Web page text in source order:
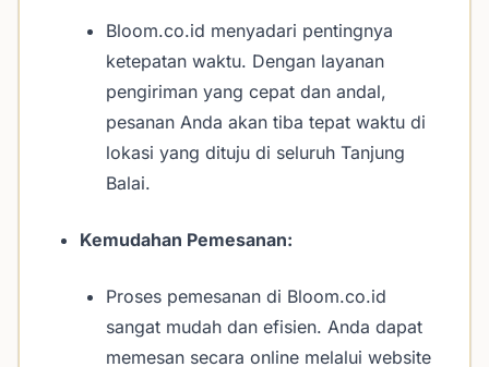
Bloom.co.id menyadari pentingnya
ketepatan waktu. Dengan layanan
pengiriman yang cepat dan andal,
pesanan Anda akan tiba tepat waktu di
lokasi yang dituju di seluruh Tanjung
Balai.
Kemudahan Pemesanan:
Proses pemesanan di Bloom.co.id
sangat mudah dan efisien. Anda dapat
memesan secara online melalui website